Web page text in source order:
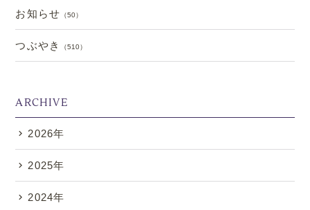
お知らせ （50）
つぶやき （510）
ARCHIVE
2026年
2025年
2024年